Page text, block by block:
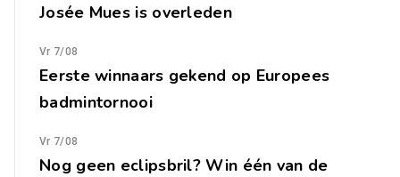
Josée Mues is overleden
Vr 7/08
Eerste winnaars gekend op Europees
badmintornooi
Vr 7/08
Nog geen eclipsbril? Win één van de